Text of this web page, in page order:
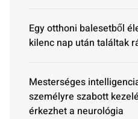
Egy otthoni balesetből
kilenc nap után találtak
Mesterséges
személyre szabott
érkezhet a neurológia